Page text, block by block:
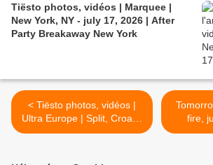
Tiësto photos, vidéos | Marquee |
New York, NY - july 17, 2026 | After
Party Breakaway New York
< Tiësto photos, vidéos |
Ultra Europe | Split, Croatia
- july 12, 2025
fire,
opening